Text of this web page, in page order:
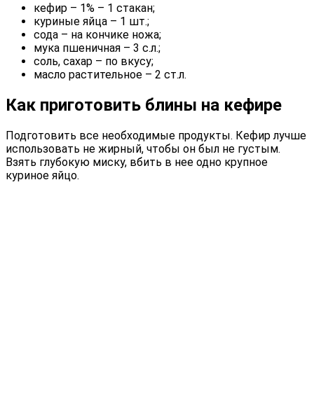
кефир – 1% – 1 стакан;
куриные яйца – 1 шт.;
сода – на кончике ножа;
мука пшеничная – 3 с.л.;
соль, сахар – по вкусу;
масло растительное – 2 ст.л.
Как приготовить блины на кефире
Подготовить все необходимые продукты. Кефир лучше
использовать не жирный, чтобы он был не густым.
Взять глубокую миску, вбить в нее одно крупное
куриное яйцо.